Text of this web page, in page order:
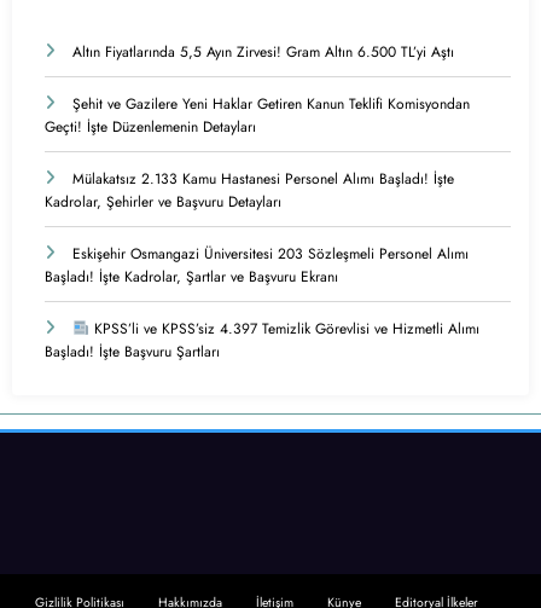
Altın Fiyatlarında 5,5 Ayın Zirvesi! Gram Altın 6.500 TL’yi Aştı
Şehit ve Gazilere Yeni Haklar Getiren Kanun Teklifi Komisyondan
Geçti! İşte Düzenlemenin Detayları
Mülakatsız 2.133 Kamu Hastanesi Personel Alımı Başladı! İşte
Kadrolar, Şehirler ve Başvuru Detayları
Eskişehir Osmangazi Üniversitesi 203 Sözleşmeli Personel Alımı
Başladı! İşte Kadrolar, Şartlar ve Başvuru Ekranı
KPSS’li ve KPSS’siz 4.397 Temizlik Görevlisi ve Hizmetli Alımı
Başladı! İşte Başvuru Şartları
Gizlilik Politikası Hakkımızda İletişim Künye Editoryal İlkeler